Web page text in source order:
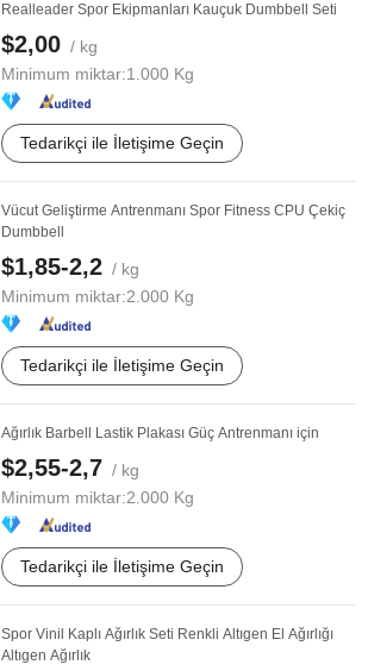
Realleader Spor Ekipmanları Kauçuk Dumbbell Seti
$2,00 / kg
Minimum miktar:1.000 Kg
Tedarikçi ile İletişime Geçin
Vücut Geliştirme Antrenmanı Spor Fitness CPU Çekiç
Dumbbell
$1,85-2,2 / kg
Minimum miktar:2.000 Kg
Tedarikçi ile İletişime Geçin
Ağırlık Barbell Lastik Plakası Güç Antrenmanı için
$2,55-2,7 / kg
Minimum miktar:2.000 Kg
Tedarikçi ile İletişime Geçin
Spor Vinil Kaplı Ağırlık Seti Renkli Altıgen El Ağırlığı
Altıgen Ağırlık